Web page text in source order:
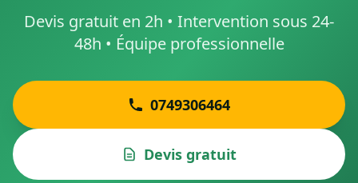
Devis gratuit en 2h • Intervention sous 24-
48h • Équipe professionnelle
0749306464
Devis gratuit